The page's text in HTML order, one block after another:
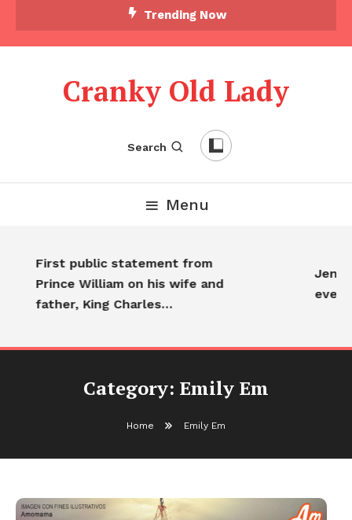
Trending Now
Cranky Old Lady
Search
Menu
First public statement from
Prince William on his wife and
father, King Charles…
Category: Emily Em
Home Emily Em